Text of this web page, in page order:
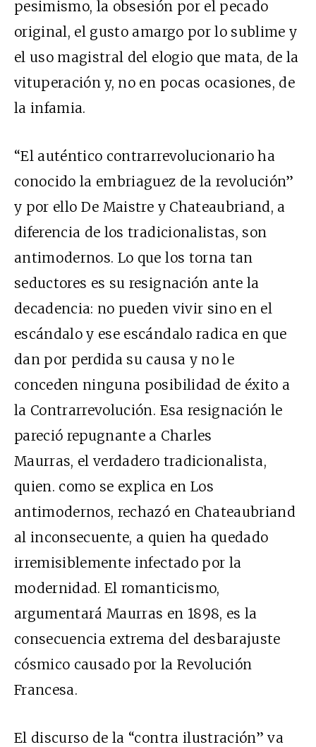
pesimismo, la obsesión por el pecado
original, el gusto amargo por lo sublime y
el uso magistral del elogio que mata, de la
vituperación y, no en pocas ocasiones, de
la infamia.
“El auténtico contrarrevolucionario ha
conocido la embriaguez de la revolución”
y por ello De Maistre y Chateaubriand, a
diferencia de los tradicionalistas, son
antimodernos. Lo que los torna tan
seductores es su resignación ante la
decadencia: no pueden vivir sino en el
escándalo y ese escándalo radica en que
dan por perdida su causa y no le
conceden ninguna posibilidad de éxito a
la Contrarrevolución. Esa resignación le
pareció repugnante a Charles
Maurras, el verdadero tradicionalista,
quien. como se explica en Los
antimodernos, rechazó en Chateaubriand
al inconsecuente, a quien ha quedado
irremisiblemente infectado por la
modernidad. El romanticismo,
argumentará Maurras en 1898, es la
consecuencia extrema del desbarajuste
cósmico causado por la Revolución
Francesa.
El discurso de la “contra ilustración” va